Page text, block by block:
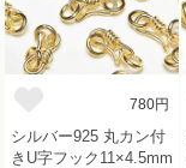
780円
シルバー925 丸カン付
きU字フック11×4.5mm